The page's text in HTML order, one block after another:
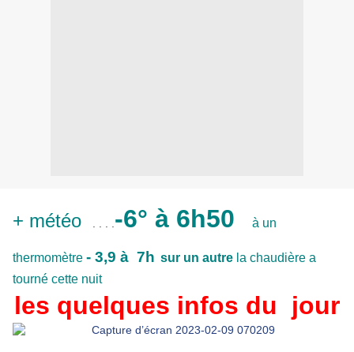
+ météo -6° à 6h50 à un
thermomètre - 3,9 à 7h sur un autre la chaudière a
tourné cette nuit
les quelques infos du jour